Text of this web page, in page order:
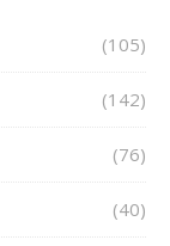
(105)
(142)
(76)
(40)